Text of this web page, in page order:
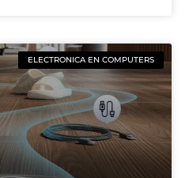
ELECTRONICA EN COMPUTERS